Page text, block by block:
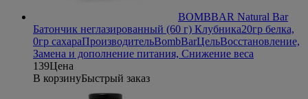
BOMBBAR Natural Bar
Батончик неглазированный (60 г) Клубника20гр белка,
0гр сахараПроизводительBombBarЦельВосстановление,
Замена и дополнение питания, Снижение веса
139Цена
В корзинуБыстрый заказ